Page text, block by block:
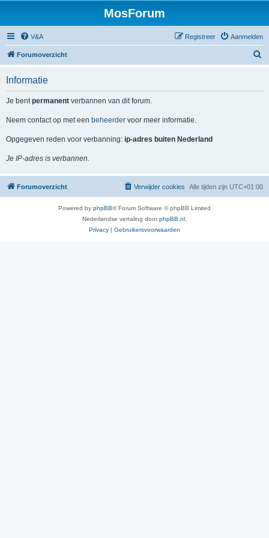
MosForum
V&A Aanmelden
Registreer
Forumoverzicht
Informatie
Je bentpermanent verbannen van dit forum.
Neem contact op met een beheerder voor meer informatie.
Opgegeven reden voor verbanning: ip-adres buiten Nederland
Je IP-adres is verbannen.
Forumoverzicht Alle tijden zijn UTC+01:00
Verwijder cookies
Powered by phpBB® Forum Software © phpBB Limited
Nederlandse vertaling doorphpBB.nl
Privacy | Gebruikersvoorwaarden